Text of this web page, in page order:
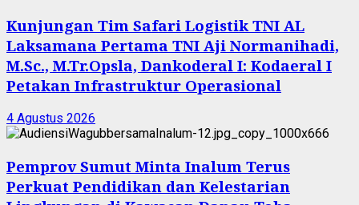
Kunjungan Tim Safari Logistik TNI AL
Laksamana Pertama TNI Aji Normanihadi,
M.Sc., M.Tr.Opsla, Dankoderal I: Kodaeral I
Petakan Infrastruktur Operasional
4 Agustus 2026
Pemprov Sumut Minta Inalum Terus
Perkuat Pendidikan dan Kelestarian